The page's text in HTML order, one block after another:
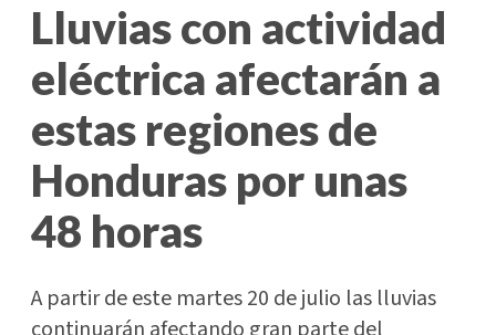
Lluvias con actividad
eléctrica afectarán a
estas regiones de
Honduras por unas
48 horas
A partir de este martes 20 de julio las lluvias